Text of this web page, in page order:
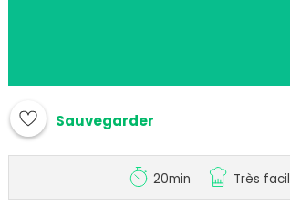
Sauvegarder
20min Très